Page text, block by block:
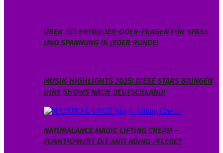
ÜBER 333 ENTWEDER-ODER-FRAGEN FÜR SPASS U
ND SPANNUNG IN JEDER RUNDE!
MUSIK-HIGHLIGHTS 2025: DIESE STARS BRINGEN
IHRE SHOWS NACH DEUTSCHLAND!
NATURALANCE MAGIC LIFTING CREAM –
FUNKTIONIERT DIE ANTI AGING PFLEGE?